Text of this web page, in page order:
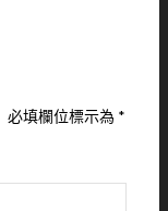
必填欄位標示為 *